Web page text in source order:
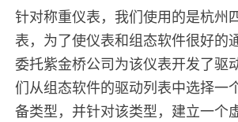
针对称重仪表，我们使用的是杭州
表，为了使仪表和组态软件很好的
委托紫金桥公司为该仪表开发了驱
们从组态软件的驱动列表中选择一
备类型，并针对该类型，建立一个